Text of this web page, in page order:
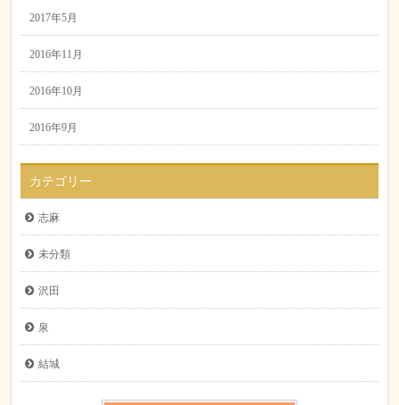
2017年5月
2016年11月
2016年10月
2016年9月
カテゴリー
志麻
未分類
沢田
泉
結城